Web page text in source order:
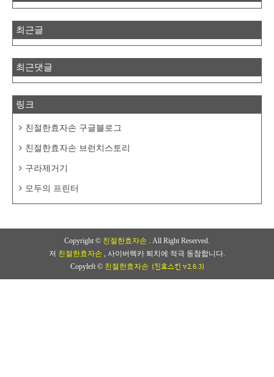
최근글
최근댓글
링크
친절한효자손 구글블로그
친절한효자손 브런치스토리
구라제거기
모두의 프린터
Copyright © 친절한효자손 . All Right Reserved.
저 친절한효자손 , 사이버렉카 퇴치에 적극 동참합니다.
Copyleft © 친절한효자손 (친효스킨 v2.6.3)